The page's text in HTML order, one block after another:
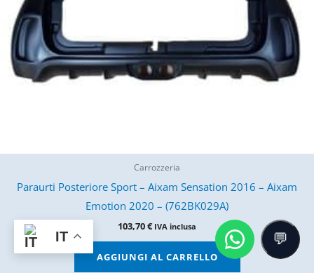
Carrozzeria
Paraurti Posteriore Sport – Aixam Sensation 2016 – Aixam
Emotion 2020 – (762BK029A)
103,70€ IVA inclusa
AGGIUNGI AL CARRELLO
IT